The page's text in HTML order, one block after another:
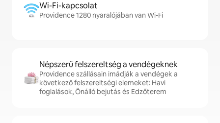
Wi-Fi-kapcsolat
Providence 1280 nyaralójában van Wi-Fi
Népszerű felszereltség a vendégeknek
Providence szállásain imádják a vendégek a
következő felszereltségi elemeket: Havi
foglalások, Önálló bejutás és Edzőterem